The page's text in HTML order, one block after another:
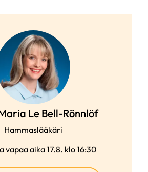
Le Bell-Rönnlöf
Hammaslääkäri
vapaa aika 17.8. klo 16:30